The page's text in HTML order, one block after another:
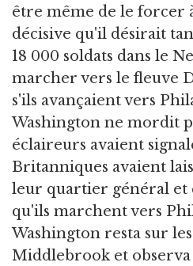
être même de le forcer
décisive qu'il désirait
18 000 soldats dans le
marcher vers le fleuve
s'ils avançaient vers
Washington ne mordit
éclaireurs avaient
Britanniques avaient
leur quartier général et
qu'ils marchent vers
Washington resta sur
Middlebrook et